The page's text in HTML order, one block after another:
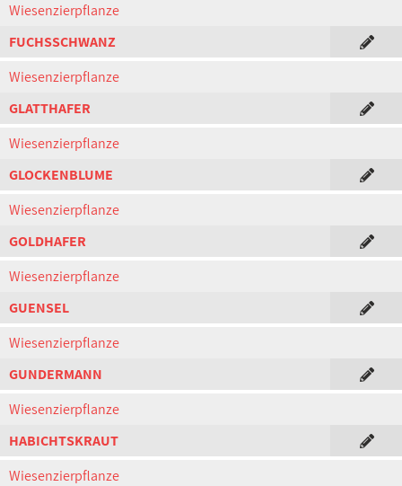
Wiesenzierpflanze
FUCHSSCHWANZ
Wiesenzierpflanze
GLATTHAFER
Wiesenzierpflanze
GLOCKENBLUME
Wiesenzierpflanze
GOLDHAFER
Wiesenzierpflanze
GUENSEL
Wiesenzierpflanze
GUNDERMANN
Wiesenzierpflanze
HABICHTSKRAUT
Wiesenzierpflanze